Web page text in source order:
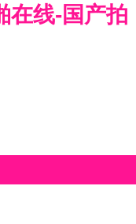
在线-国产拍